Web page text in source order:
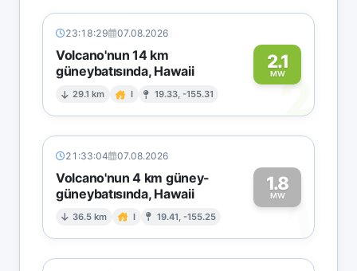
23:18:29 07.08.2026
Volcano'nun 14 km
güneybatısında, Hawaii
29.1 km I 19.33, -155.31
2.1
MW2
21:33:04 07.08.2026
Volcano'nun 4 km güney-
güneybatısında, Hawaii
36.5 km I 19.41, -155.25
1.8
MW1